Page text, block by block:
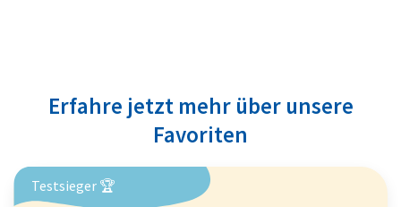
Erfahre jetzt mehr über unsere
Favoriten
Testsieger 🏆